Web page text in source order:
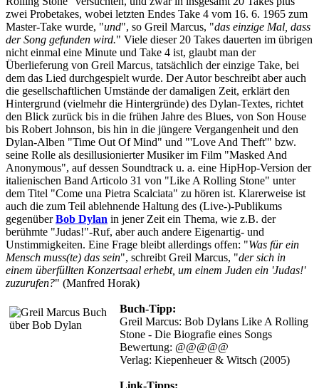
zwei Probetakes, wobei letzten Endes Take 4 vom 16. 6. 1965 zum
Master-Take wurde, "und", so Greil Marcus, "das einzige Mal, dass
der Song gefunden wird." Viele dieser 20 Takes dauerten im übrigen
nicht einmal eine Minute und Take 4 ist, glaubt man der
Überlieferung von Greil Marcus, tatsächlich der einzige Take, bei
dem das Lied durchgespielt wurde. Der Autor beschreibt aber auch
die gesellschaftlichen Umstände der damaligen Zeit, erklärt den
Hintergrund (vielmehr die Hintergründe) des Dylan-Textes, richtet
den Blick zurück bis in die frühen Jahre des Blues, von Son House
bis Robert Johnson, bis hin in die jüngere Vergangenheit und den
Dylan-Alben "Time Out Of Mind" und "'Love And Theft'" bzw.
seine Rolle als desillusionierter Musiker im Film "Masked And
Anonymous", auf dessen Soundtrack u. a. eine HipHop-Version der
italienischen Band Articolo 31 von "Like A Rolling Stone" unter
dem Titel "Come una Pietra Scalciata" zu hören ist. Klarerweise ist
auch die zum Teil ablehnende Haltung des (Live-)-Publikums
gegenüberBob Dylan in jener Zeit ein Thema, wie z.B. der
berühmte "Judas!"-Ruf, aber auch andere Eigenartig- und
Unstimmigkeiten. Eine Frage bleibt allerdings offen: "Was für ein
Mensch muss(te) das sein", schreibt Greil Marcus, "der sich in
einem überfüllten Konzertsaal erhebt, um einem Juden ein 'Judas!'
zuzurufen?" (Manfred Horak)
Buch-Tipp:
Greil Marcus: Bob Dylans Like A Rolling
Stone - Die Biografie eines Songs
Bewertung: @@@@@
Verlag: Kiepenheuer & Witsch (2005)
Link-Tipps: